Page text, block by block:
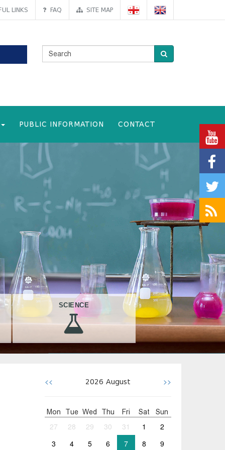
LINKS FAQ SITE MAP
PUBLIC INFORMATION CONTACT
SCIENCE
<< 2026 August >>
Mon Tue Wed Thu Fri Sat Sun
27 28 29 30 31 1
2
3
4 5 6 7 8
9